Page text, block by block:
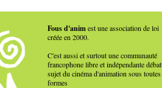
Fous d'animest une association de loi
créée en 2000.
C'est aussi et surtout une communauté
francophone libre et indépendante
sujet du cinéma d'animation sous toutes
formes